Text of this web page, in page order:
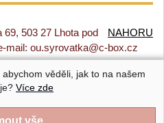
NAHORU
503 27 Lhota pod
mail: ou.syrovatka@c-box.cz
web|Nastavení cookies
věděli, jak to na našem
Více zde